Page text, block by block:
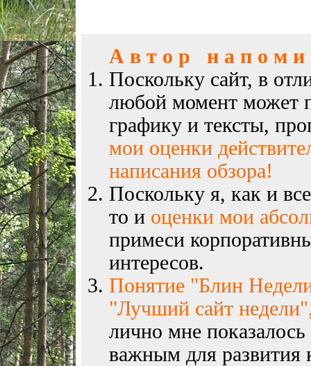
А в т о р н а п о м и
Поскольку сайт, в
любой момент может
графику и тексты,
мои оценки
написания обзора!
Поскольку я, как и
то и оценки мои
примеси
интересов.
Понятие "Блин
"Лучший сайт
лично мне
важным для развития